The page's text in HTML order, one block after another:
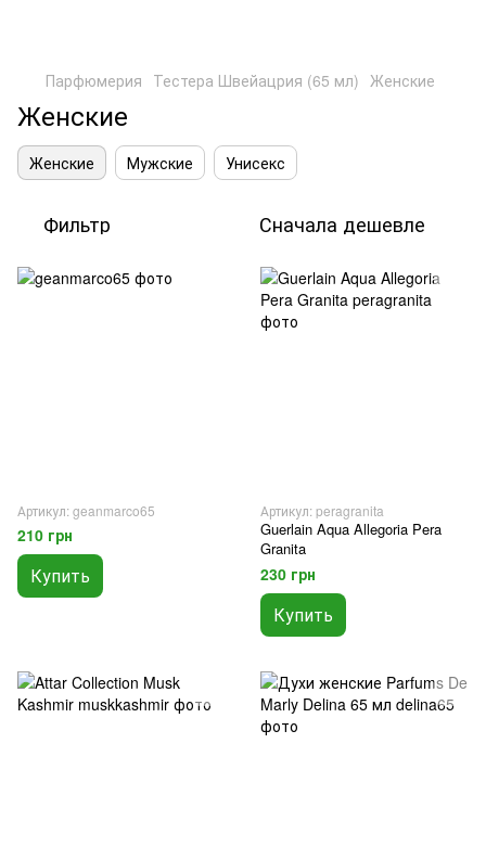
Парфюмерия Тестера Швейацрия (65 мл) Женские
Женские
Женские Мужские Унисекс
Фильтр Сначала дешевле
Артикул: geanmarco65
210 грн
Купить
Артикул: peragranita
Guerlain Aqua Allegoria Pera
Granita
230 грн
Купить